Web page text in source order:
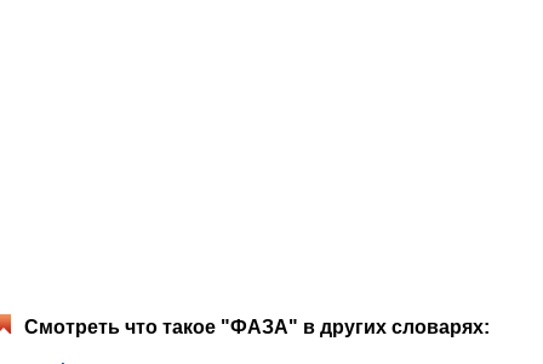
Смотреть что такое "ФАЗА" в других словарях: